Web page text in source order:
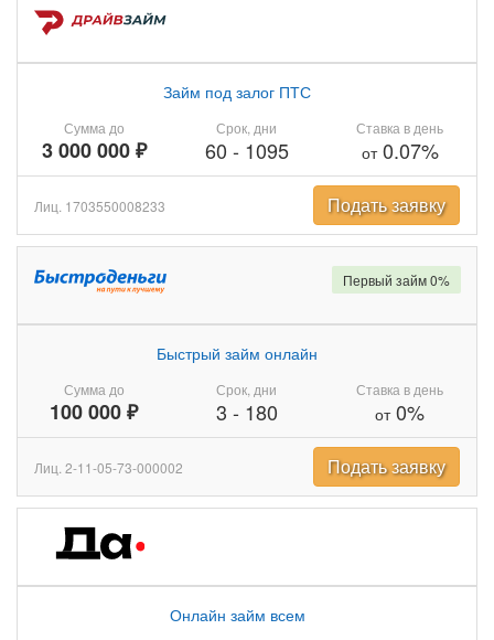
Сумма до
3 000 000 ₽
Займ под залог ПТС
Срок, дни
60 - 1095
Ставка в день
от0.07%
Лиц. 1703550008233 Подать заявку
Сумма до
100 000 ₽
Быстрый займ онлайн
Срок, дни
3 - 180
Ставка в день
от0%
Первый займ 0%
Лиц. 2-11-05-73-000002 Подать заявку
Онлайн займ всем